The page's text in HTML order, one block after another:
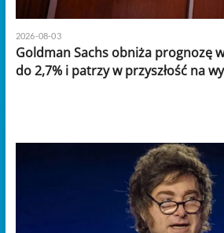
2026-08-03
Goldman Sachs obniża prognozę
do 2,7% i patrzy w przyszłość na